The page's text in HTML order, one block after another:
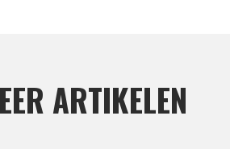
ARTIKELEN